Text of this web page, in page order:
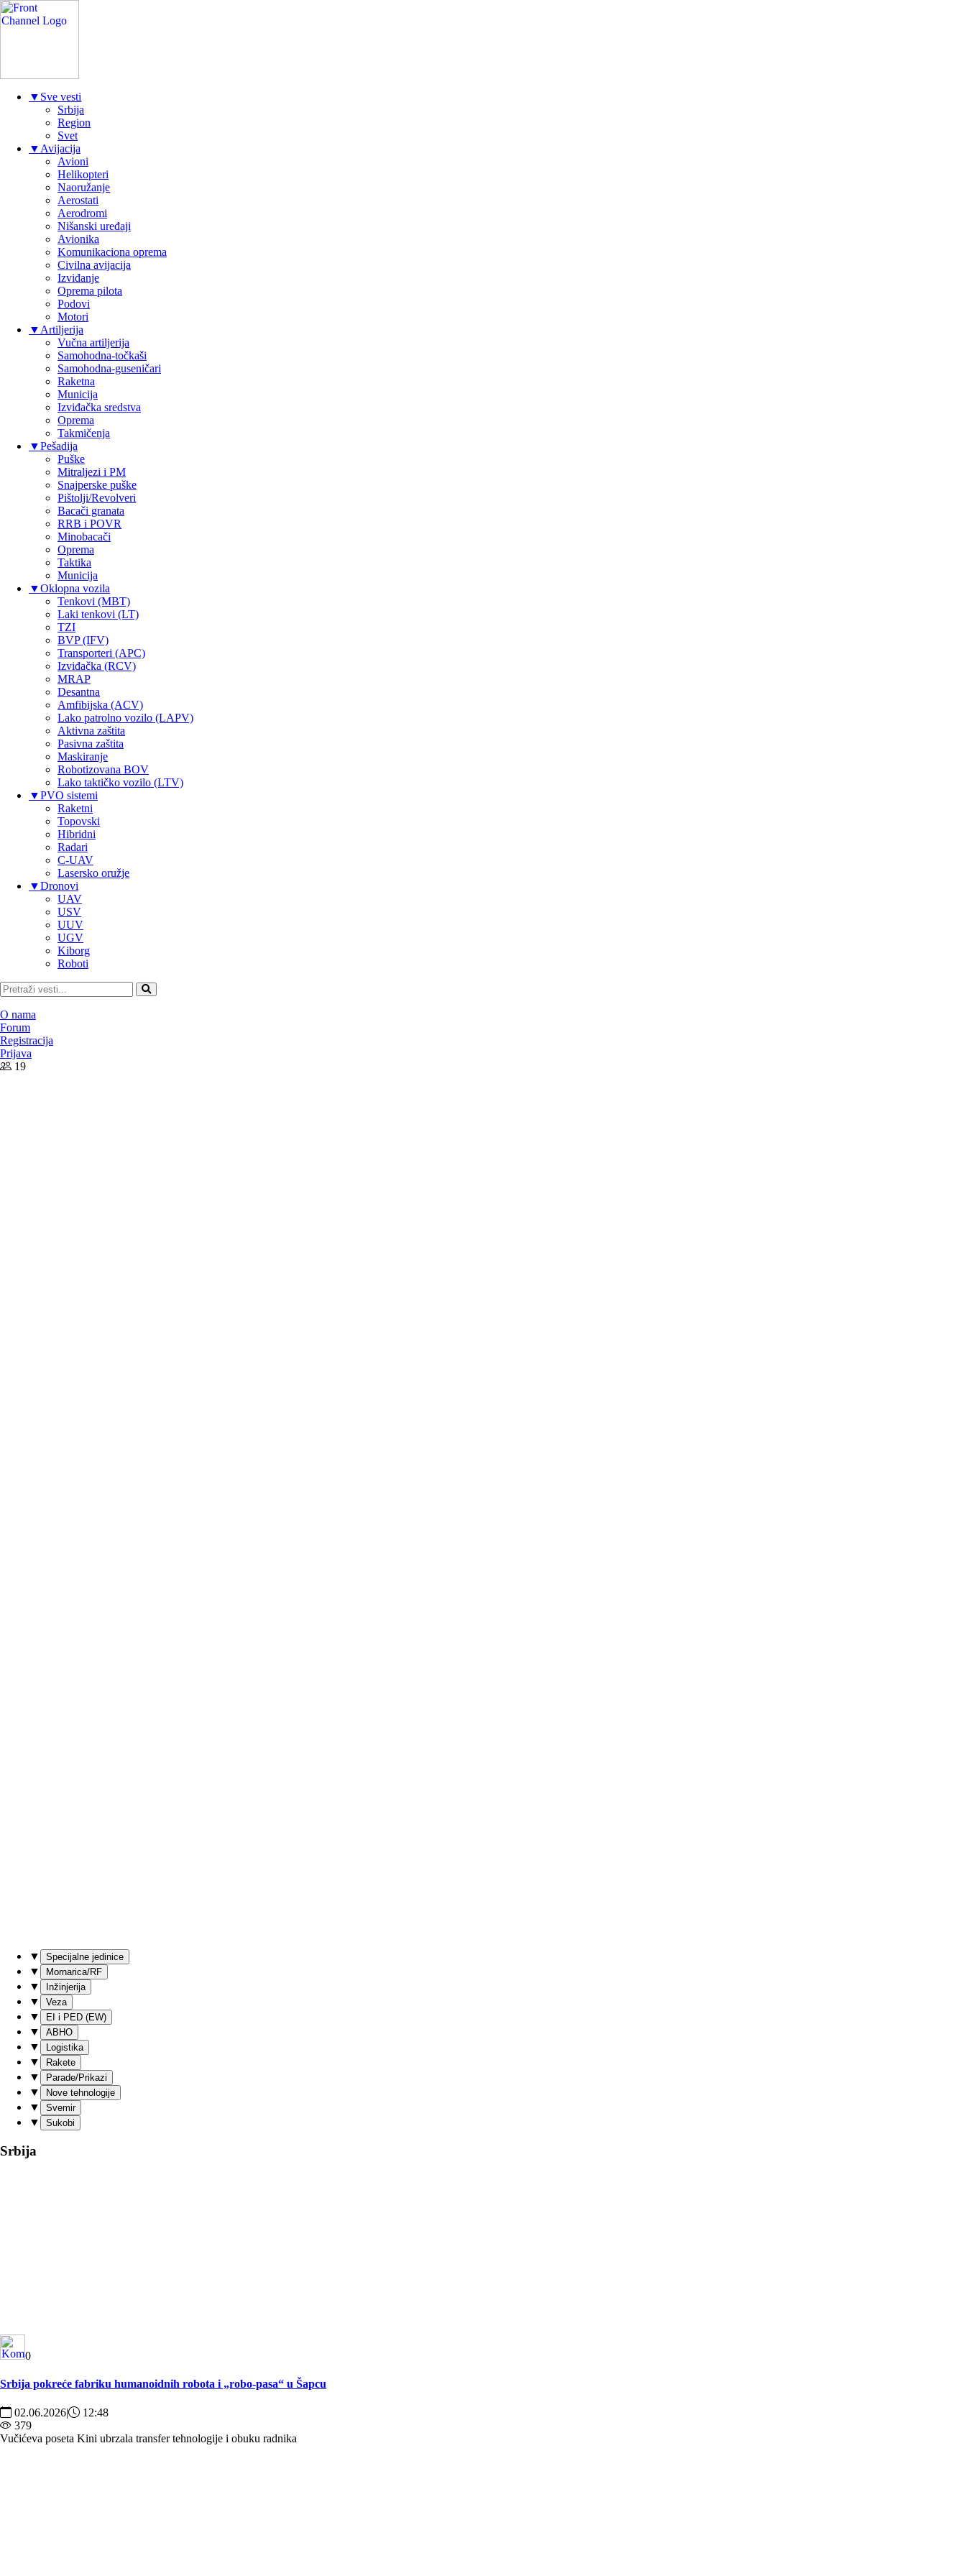
▼ Sve vesti
Srbija
Region
Svet
▼ Avijacija
Avioni
Helikopteri
Naoružanje
Aerostati
Aerodromi
Nišanski uređaji
Avionika
Komunikaciona oprema
Civilna avijacija
Izviđanje
Oprema pilota
Podovi
Motori
▼ Artiljerija
Vučna artiljerija
Samohodna-točkaši
Samohodna-guseničari
Raketna
Municija
Izviđačka sredstva
Oprema
Takmičenja
▼Pešadija
Puške
Mitraljezi i PM
Snajperske puške
Pištolji/Revolveri
Bacači granata
RRB i POVR
Minobacači
Oprema
Taktika
Municija
▼Oklopna vozila
Tenkovi (MBT)
Laki tenkovi (LT)
TZI
BVP (IFV)
Transporteri (APC)
Izviđačka (RCV)
MRAP
Desantna
Amfibijska (ACV)
Lako patrolno vozilo (LAPV)
Aktivna zaštita
Pasivna zaštita
Maskiranje
Robotizovana BOV
Lako taktičko vozilo (LTV)
▼PVO sistemi
Raketni
Topovski
Hibridni
Radari
C-UAV
Lasersko oružje
▼Dronovi
UAV
USV
UUV
UGV
Kiborg
Roboti
Pretraži
O nama
Forum
Registracija
Prijava
19
▼ Specijalne jedinice
▼ Mornarica/RF
▼ Inžinjerija
▼ Veza
▼ EI i PED (EW)
▼ ABHO
▼ Logistika
▼ Rakete
▼ Parade/Prikazi
▼ Nove tehnologije
▼ Svemir
▼ Sukobi
Srbija
0
Srbija pokreće fabriku humanoidnih robota i „robo-pasa“ u Šapcu
02.06.2026|
12:48
379
Vučićeva poseta Kini ubrzala transfer tehnologije i obuku radnika